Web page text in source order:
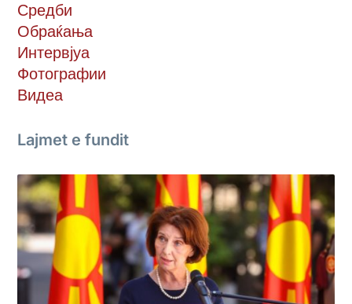
Средби
Обраќања
Интервјуа
Фотографии
Видеа
Lajmet e fundit